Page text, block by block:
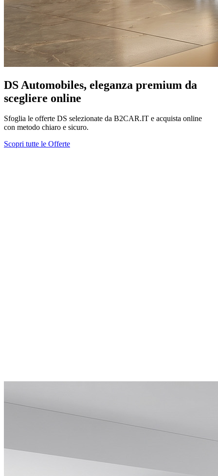
DS Automobiles, eleganza premium da
scegliere online
Sfoglia le offerte DS selezionate da B2CAR.IT e acquista online
con metodo chiaro e sicuro.
Scopri tutte le Offerte